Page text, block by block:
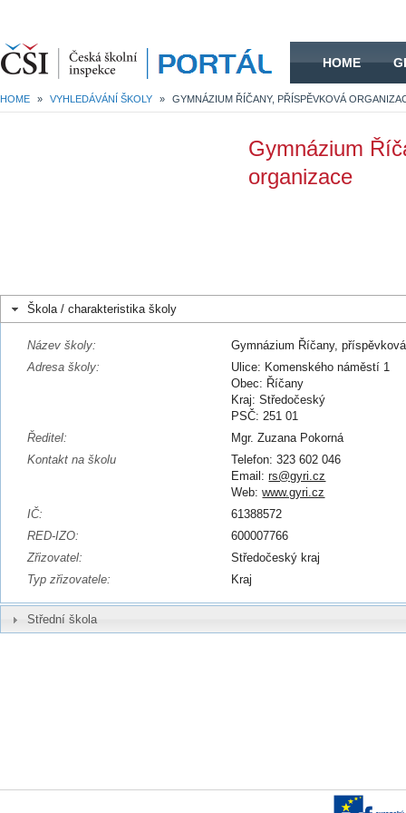
HOME
HOME » VYHLEDÁVÁNÍ ŠKOLY » GYMNÁZIUM ŘÍČANY, PŘÍSPĚVKOVÁ
Gymnázium
organizace
Škola / charakteristika školy
Název školy:
Gymnázium Říčany,
Adresa školy:
Ulice: Komenského náměstí 1
Obec: Říčany
Kraj: Středočeský
PSČ: 251 01
Ředitel:
Mgr. Zuzana Pokorná
Kontakt na školu
Telefon: 323 602 046
Email:rs@gyri.cz
Web:www.gyri.cz
IČ:
61388572
RED-IZO:
600007766
Zřizovatel:
Středočeský kraj
Typ zřizovatele:
Kraj
Střední škola